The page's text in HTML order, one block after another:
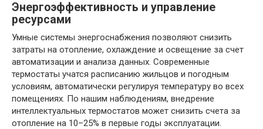
Энергоэффективность и управление
ресурсами
Умные системы энергоснабжения позволяют снизить
затраты на отопление, охлаждение и освещение за счет
автоматизации и анализа данных. Современные
термостаты учатся расписанию жильцов и погодным
условиям, автоматически регулируя температуру во всех
помещениях. По нашим наблюдениям, внедрение
интеллектуальных термостатов может снизить счета за
отопление на 10–25% в первые годы эксплуатации.